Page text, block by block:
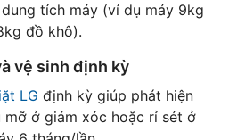
tích máy (ví dụ máy 9kg
đồ khô).
vệ sinh định kỳ
LG định kỳ giúp phát hiện
mỡ ở giảm xóc hoặc rỉ sét ở